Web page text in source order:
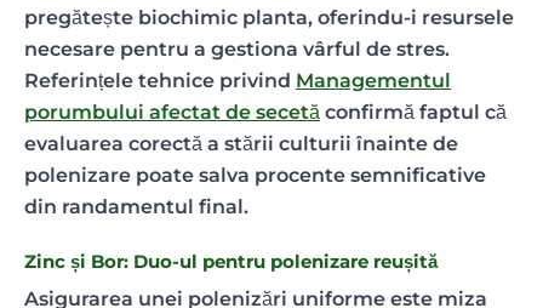
pregătește biochimic planta, oferindu-i resursele
necesare pentru a gestiona vârful de stres.
Referințele tehnice privind Managementul
porumbului afectat de secetă confirmă faptul că
evaluarea corectă a stării culturii înainte de
polenizare poate salva procente semnificative
din randamentul final.
Zinc și Bor: Duo-ul pentru polenizare reușită
Asigurarea unei polenizări uniforme este miza